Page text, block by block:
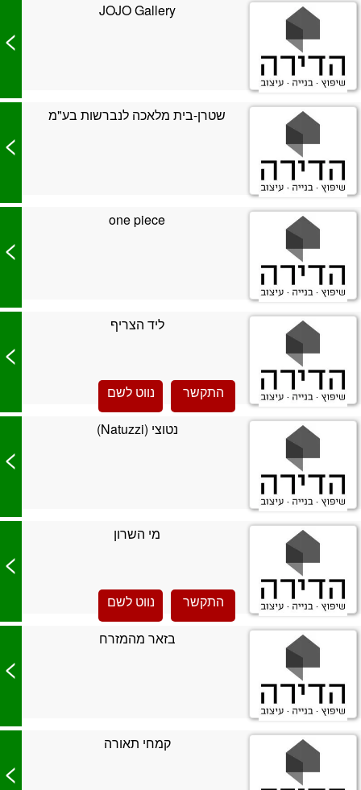
JOJO Gallery
>
שטרן-בית מלאכה לנברשות בע"מ
>
one piece
>
ליד הצריף
התקשר נווט לשם
>
נטוצי (Natuzzi)
>
מי השרון
התקשר נווט לשם
>
בזאר מהמזרח
>
קמחי תאורה
>